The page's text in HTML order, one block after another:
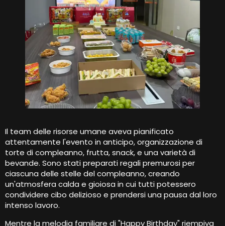
Il team delle risorse umane aveva pianificato
attentamente l'evento in anticipo, organizzazione di
torte di compleanno, frutta, snack, e una varietà di
bevande. Sono stati preparati regali premurosi per
ciascuna delle stelle del compleanno, creando
un'atmosfera calda e gioiosa in cui tutti potessero
condividere cibo delizioso e prendersi una pausa dal loro
intenso lavoro.
Mentre la melodia familiare di "Happy Birthday" riempiva